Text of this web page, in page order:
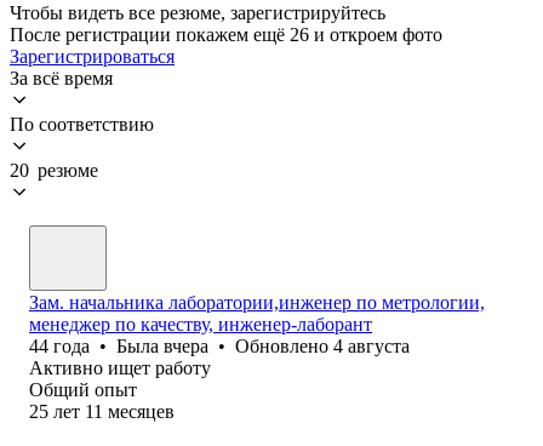
Чтобы видеть все резюме, зарегистрируйтесь
После регистрации покажем ещё 26 и откроем фото
Зарегистрироваться
За всё время
По соответствию
20 резюме
Зам. начальника лаборатории,инженер по метрологии,
менеджер по качеству, инженер-лаборант
44 года • Была вчера • Обновлено 4 августа
Активно ищет работу
Общий опыт
25 лет 11 месяцев